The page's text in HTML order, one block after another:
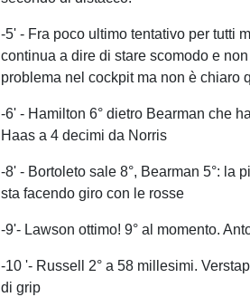
-5' - Fra poco ultimo tentativo per tutti
continua a dire di stare scomodo e
problema nel cockpit ma non è chiaro
-6' - Hamilton 6° dietro Bearman che
Haas a 4 decimi da Norris
-8' - Bortoleto sale 8°, Bearman 5°: la
sta facendo giro con le rosse
-9'- Lawson ottimo! 9° al momento.
-10 '- Russell 2° a 58 millesimi.
di grip